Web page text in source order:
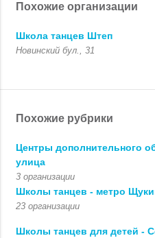
Похожие организации
Школа танцев Штеп
Новинский бул., 31
Похожие рубрики
Центры дополнительного
улица
3 организации
Школы танцев - метро
23 организации
Школы танцев для детей -